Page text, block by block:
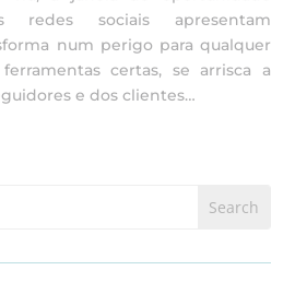
redes sociais apresentam
num perigo para qualquer
certas, se arrisca a
e dos clientes…